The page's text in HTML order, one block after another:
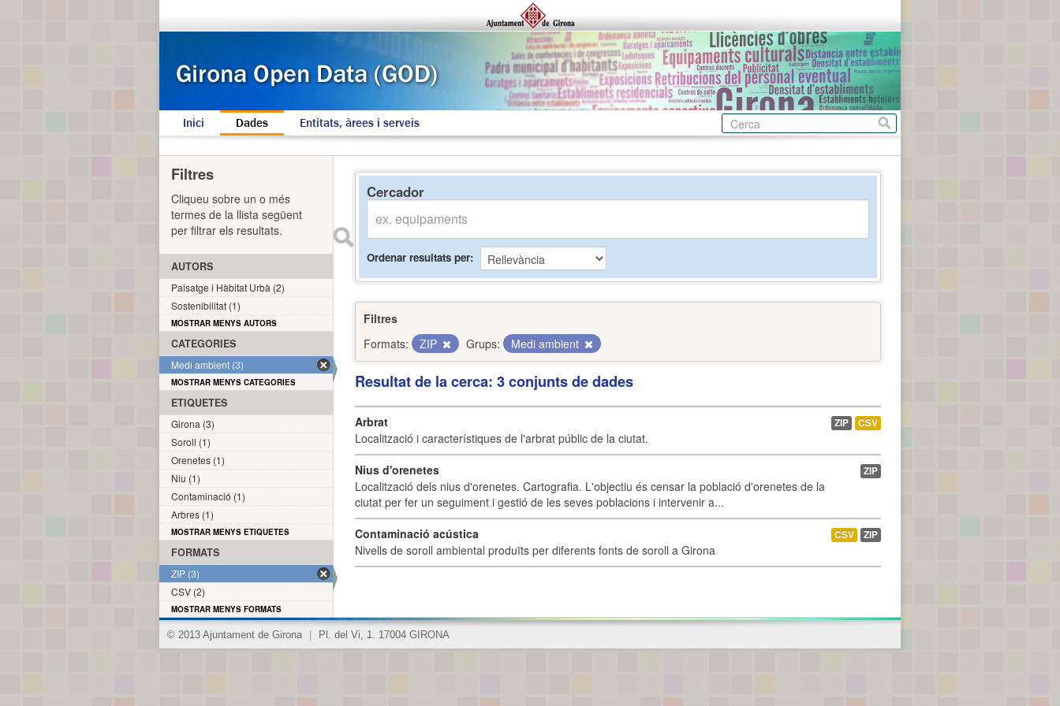
Inici Dades Entitats, àrees i serveis
Cercador
Ordenar resultats per
Filtres
Formats:
ZIP Grups: Medi ambient
Resultat de la cerca: 3 conjunts de dades
Arbrat
Localització i característiques de l'arbrat públic de la ciutat.
ZIP CSV
Nius d'orenetes
Localització dels nius d'orenetes. Cartografia. L'objectiu és censar la població d'orenetes de la
ciutat per fer un seguiment i gestió de les seves poblacions i intervenir a...
ZIP
Contaminació acústica
Nivells de soroll ambiental produïts per diferents fonts de soroll a Girona
CSV ZIP
Filtres
Cliqueu sobre un o més
termes de la llista següent
per filtrar els resultats.
AUTORS
Paisatge i Hàbitat Urbà (2)
Sostenibilitat (1)
MOSTRAR MENYS AUTORS
CATEGORIES
Medi ambient (3)
MOSTRAR MENYS CATEGORIES
ETIQUETES
Girona (3)
Soroll (1)
Orenetes (1)
Niu (1)
Contaminació (1)
Arbres (1)
MOSTRAR MENYS ETIQUETES
FORMATS
ZIP (3)
CSV (2)
MOSTRAR MENYS FORMATS
© 2013 Ajuntament de Girona Pl. del Vi, 1. 17004 GIRONA